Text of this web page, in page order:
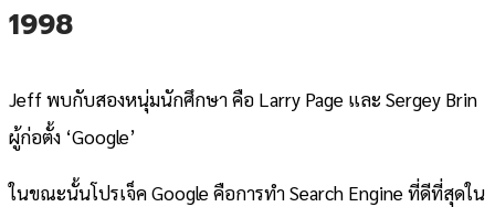
1998
Jeff พบกับสองหนุ่มนักศึกษา คือ Larry Page และ Sergey Brin
ผู้ก่อตั้ง ‘Google’
ในขณะนั้นโปรเจ็ค Google คือการทำ Search Engine ที่ดีที่สุดใน